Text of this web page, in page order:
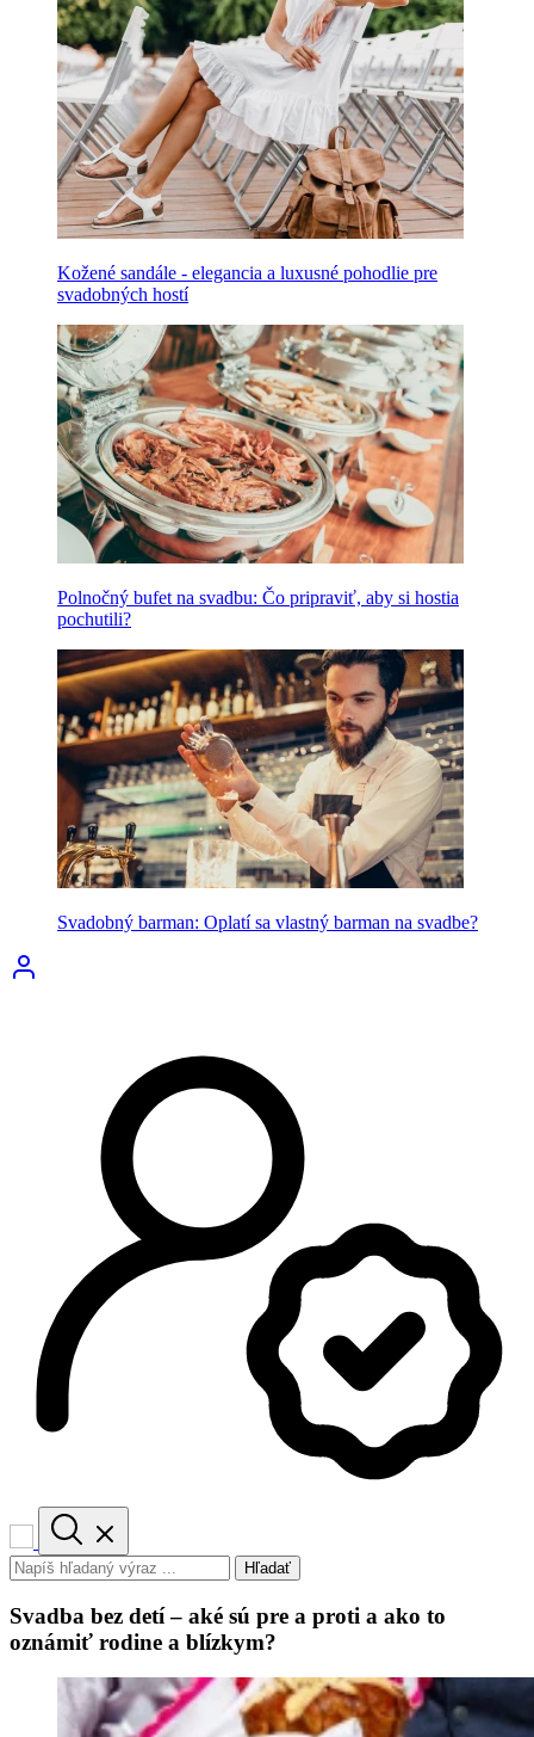
Kožené sandále - elegancia a luxusné pohodlie pre
svadobných hostí
Polnočný bufet na svadbu: Čo pripraviť, aby si hostia
pochutili?
Svadobný barman: Oplatí sa vlastný barman na svadbe?
Hľadať
Svadba bez detí – aké sú pre a proti a ako to
oznámiť rodine a blízkym?